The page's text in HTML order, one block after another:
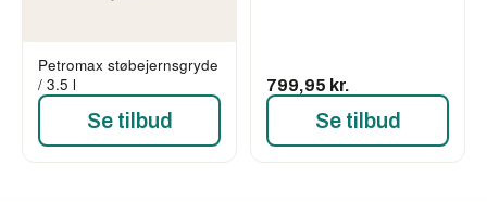
Petromax støbejernsgryde
/ 3.5 l
Se tilbud
799,95 kr.
Se tilbud